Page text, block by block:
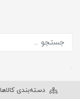
.
دسته‌بندی کالاها